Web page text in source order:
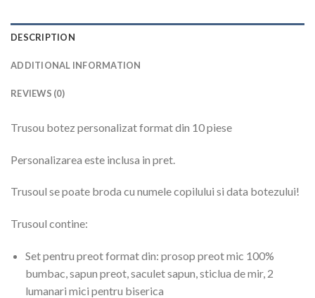
DESCRIPTION
ADDITIONAL INFORMATION
REVIEWS (0)
Trusou botez personalizat format din 10 piese
Personalizarea este inclusa in pret.
Trusoul se poate broda cu numele copilului si data botezului!
Trusoul contine:
Set pentru preot format din: prosop preot mic 100%
bumbac, sapun preot, saculet sapun, sticlua de mir, 2
lumanari mici pentru biserica